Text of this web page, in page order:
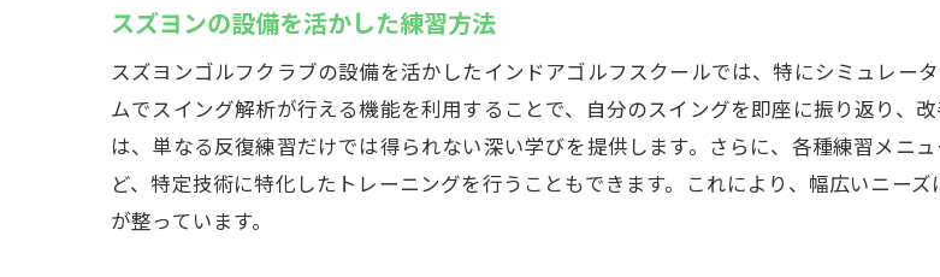
スズヨンの設備を活かした練習方法
スズヨンゴルフクラブの設備を活かしたインドアゴルフスクールでは、特にシミュレー
ムでスイング解析が行える機能を利用することで、自分のスイングを即座に振り返り、
は、単なる反復練習だけでは得られない深い学びを提供します。さらに、各種練習メニ
ど、特定技術に特化したトレーニングを行うこともできます。これにより、幅広いニー
が整っています。